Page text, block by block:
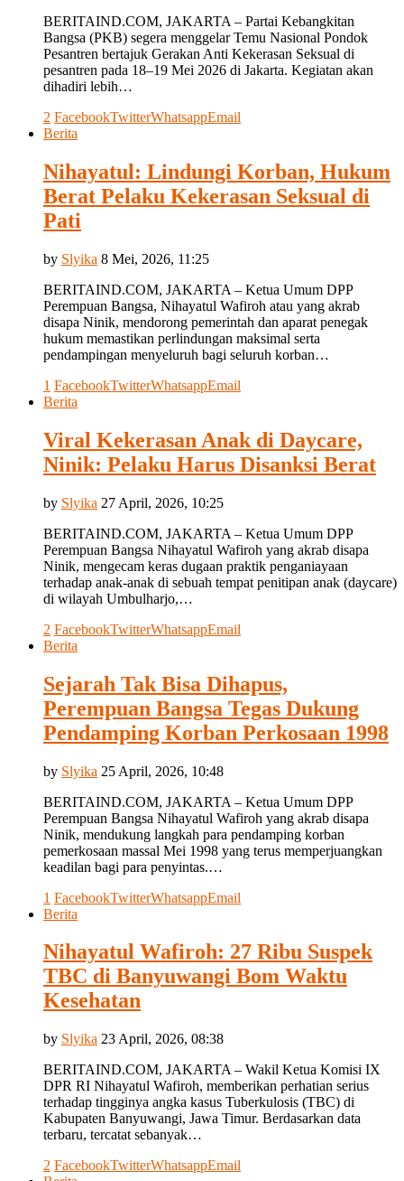
BERITAIND.COM, JAKARTA – Partai Kebangkitan
Bangsa (PKB) segera menggelar Temu Nasional Pondok
Pesantren bertajuk Gerakan Anti Kekerasan Seksual di
pesantren pada 18–19 Mei 2026 di Jakarta. Kegiatan akan
dihadiri lebih…
2 FacebookTwitterWhatsappEmail
Berita
Nihayatul: Lindungi Korban, Hukum
Berat Pelaku Kekerasan Seksual di
Pati
by Slyika 8 Mei, 2026, 11:25
BERITAIND.COM, JAKARTA – Ketua Umum DPP
Perempuan Bangsa, Nihayatul Wafiroh atau yang akrab
disapa Ninik, mendorong pemerintah dan aparat penegak
hukum memastikan perlindungan maksimal serta
pendampingan menyeluruh bagi seluruh korban…
1 FacebookTwitterWhatsappEmail
Berita
Viral Kekerasan Anak di Daycare,
Ninik: Pelaku Harus Disanksi Berat
by Slyika 27 April, 2026, 10:25
BERITAIND.COM, JAKARTA – Ketua Umum DPP
Perempuan Bangsa Nihayatul Wafiroh yang akrab disapa
Ninik, mengecam keras dugaan praktik penganiayaan
terhadap anak-anak di sebuah tempat penitipan anak (daycare)
di wilayah Umbulharjo,…
2 FacebookTwitterWhatsappEmail
Berita
Sejarah Tak Bisa Dihapus,
Perempuan Bangsa Tegas Dukung
Pendamping Korban Perkosaan 1998
by Slyika 25 April, 2026, 10:48
BERITAIND.COM, JAKARTA – Ketua Umum DPP
Perempuan Bangsa Nihayatul Wafiroh yang akrab disapa
Ninik, mendukung langkah para pendamping korban
pemerkosaan massal Mei 1998 yang terus memperjuangkan
keadilan bagi para penyintas.…
1 FacebookTwitterWhatsappEmail
Berita
Nihayatul Wafiroh: 27 Ribu Suspek
TBC di Banyuwangi Bom Waktu
Kesehatan
by Slyika 23 April, 2026, 08:38
BERITAIND.COM, JAKARTA – Wakil Ketua Komisi IX
DPR RI Nihayatul Wafiroh, memberikan perhatian serius
terhadap tingginya angka kasus Tuberkulosis (TBC) di
Kabupaten Banyuwangi, Jawa Timur. Berdasarkan data
terbaru, tercatat sebanyak…
2 FacebookTwitterWhatsappEmail